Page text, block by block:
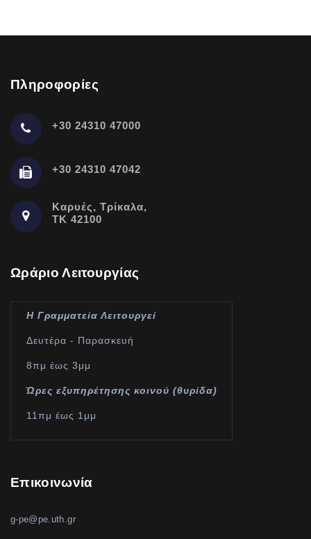
Πληροφορίες
+30 24310 47000
+30 24310 47042
Καρυές, Τρίκαλα,
ΤΚ 42100
Ωράριο Λειτουργίας
Η Γραμματεία Λειτουργεί
Δευτέρα - Παρασκευή
8πμ έως 3μμ
Ώρες εξυπηρέτησης κοινού (θυρίδα)
11πμ έως 1μμ
Επικοινωνία
g-pe@pe.uth.gr